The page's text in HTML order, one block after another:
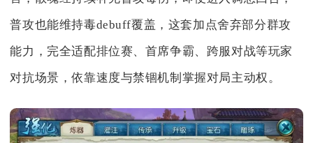
普攻也能维持毒debuff覆盖，这套加点舍弃部分群攻
能力，完全适配排位赛、首席争霸、跨服对战等玩家
对抗场景，依靠速度与禁锢机制掌握对局主动权。